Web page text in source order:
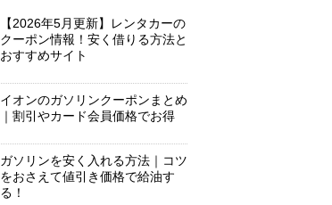
【2026年5月更新】レンタカーの
クーポン情報！安く借りる方法と
おすすめサイト
イオンのガソリンクーポンまとめ
｜割引やカード会員価格でお得
ガソリンを安く入れる方法｜コツ
をおさえて値引き価格で給油す
る！